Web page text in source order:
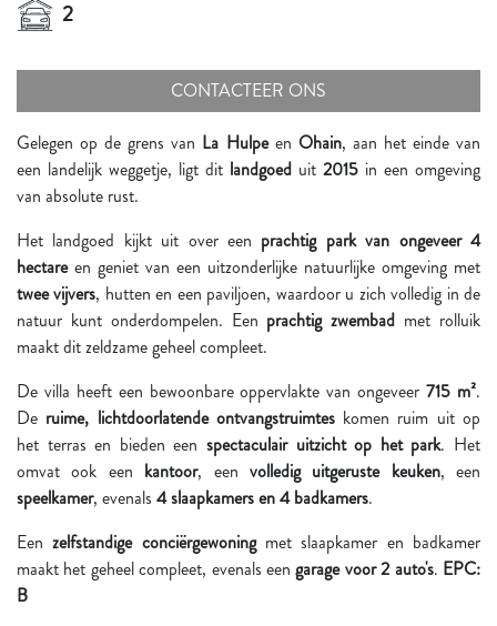
2
CONTACTEER ONS
Gelegen op de grens van La Hulpeen Ohain, aan het einde van
een landelijk weggetje, ligt dit landgoed uit 2015 in een omgeving
van absolute rust.
Het landgoed kijkt uit over een prachtig park van ongeveer 4
hectareen geniet van een uitzonderlijke natuurlijke omgeving met
twee vijvers, hutten en een paviljoen, waardoor u zich volledig in de
natuur kunt onderdompelen. Een prachtig zwembad met rolluik
maakt dit zeldzame geheel compleet.
De villa heeft een bewoonbare oppervlakte van ongeveer715 m².
De ruime, lichtdoorlatende ontvangstruimteskomen ruim uit op
het terras en bieden een spectaculair uitzicht op het park. Het
omvat ook een kantoor, een volledig uitgeruste keuken, een
speelkamer, evenals 4 slaapkamers en 4 badkamers.
Eenzelfstandige conciërgewoningmet slaapkamer en badkamer
maakt het geheel compleet, evenals eengarage voor 2 auto's. EPC:
B